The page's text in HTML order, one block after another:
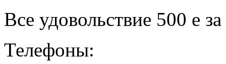
Все удовольствие 500 е за
Телефоны: